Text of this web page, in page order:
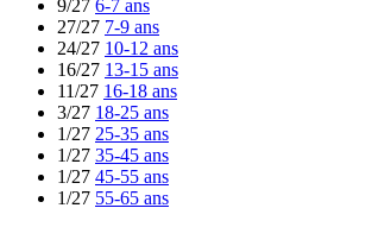
9/27 6-7 ans
27/27 7-9 ans
24/27 10-12 ans
16/27 13-15 ans
11/27 16-18 ans
3/27 18-25 ans
1/27 25-35 ans
1/27 35-45 ans
1/27 45-55 ans
1/27 55-65 ans